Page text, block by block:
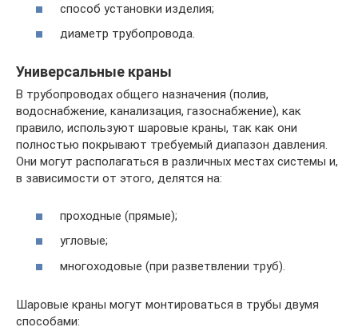
способ установки изделия;
диаметр трубопровода.
Универсальные краны
В трубопроводах общего назначения (полив,
водоснабжение, канализация, газоснабжение), как
правило, используют шаровые краны, так как они
полностью покрывают требуемый диапазон давления.
Они могут располагаться в различных местах системы и,
в зависимости от этого, делятся на:
проходные (прямые);
угловые;
многоходовые (при разветвлении труб).
Шаровые краны могут монтироваться в трубы двумя
способами: